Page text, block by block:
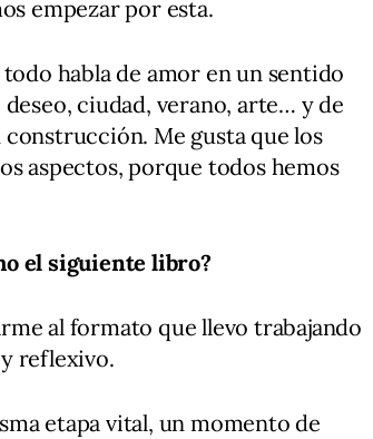
empezar por esta.
habla de amor en un sentido
ciudad, verano, arte… y de
construcción. Me gusta que los
aspectos, porque todos hemos
el siguiente libro?
al formato que llevo trabajando
reflexivo.
etapa vital, un momento de